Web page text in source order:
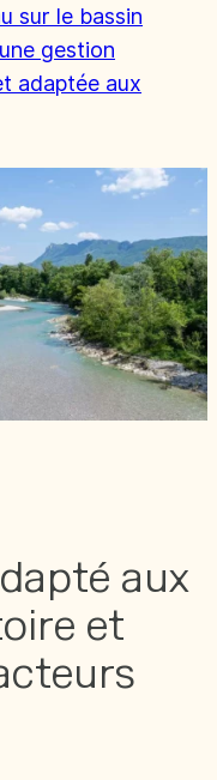
sur le bassin
gestion
adaptée aux
aux
et